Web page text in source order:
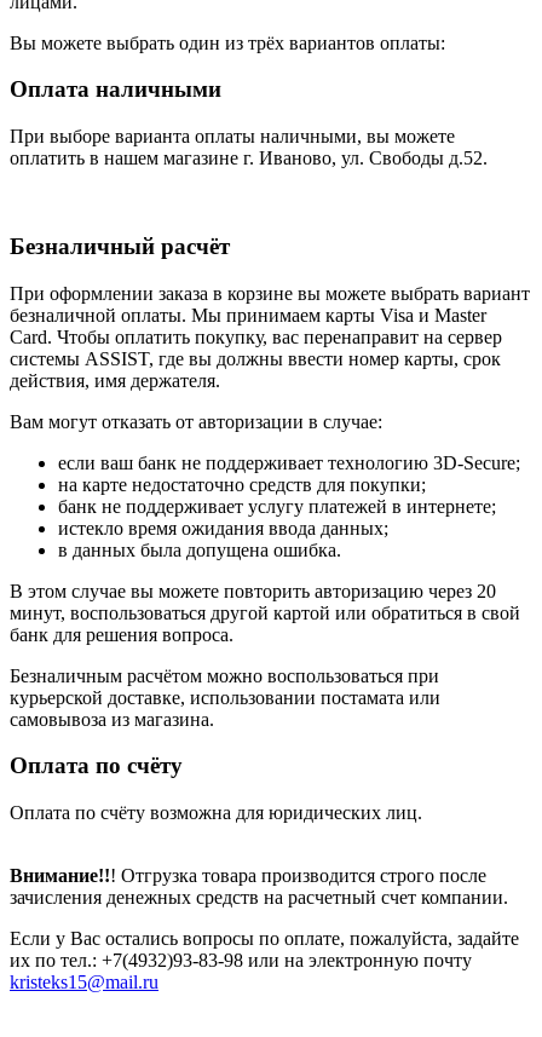
Вы можете выбрать один из трёх вариантов оплаты:
Оплата наличными
При выборе варианта оплаты наличными, вы можете
оплатить в нашем магазине г. Иваново, ул. Свободы д.52.
Безналичный расчёт
При оформлении заказа в корзине вы можете выбрать вариант
безналичной оплаты. Мы принимаем карты Visa и Master
Card. Чтобы оплатить покупку, вас перенаправит на сервер
системы ASSIST, где вы должны ввести номер карты, срок
действия, имя держателя.
Вам могут отказать от авторизации в случае:
если ваш банк не поддерживает технологию 3D-Secure;
на карте недостаточно средств для покупки;
банк не поддерживает услугу платежей в интернете;
истекло время ожидания ввода данных;
в данных была допущена ошибка.
В этом случае вы можете повторить авторизацию через 20
минут, воспользоваться другой картой или обратиться в свой
банк для решения вопроса.
Безналичным расчётом можно воспользоваться при
курьерской доставке, использовании постамата или
самовывоза из магазина.
Оплата по счёту
Оплата по счёту возможна для юридических лиц.
Внимание!!! Отгрузка товара производится строго после
зачисления денежных средств на расчетный счет компании.
Если у Вас остались вопросы по оплате, пожалуйста, задайте
их по тел.: +7(4932)93-83-98 или на электронную почту
kristeks15@mail.ru